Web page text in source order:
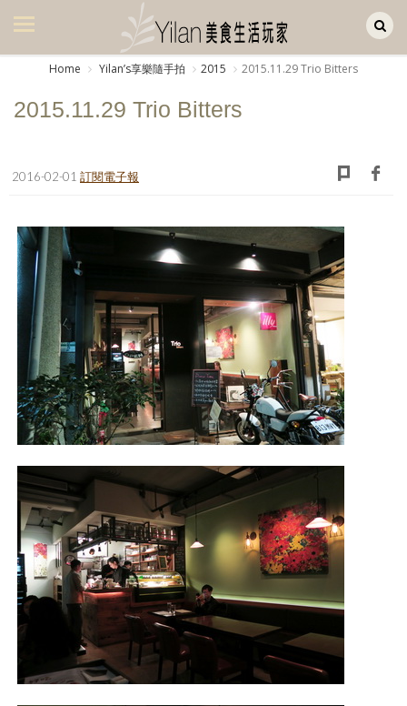
美食集
生活風
書房集
日記簿
餐桌週記
享樂隨手拍
照相簿
影音區
創意出版服務
歷史區
關於Yilan
個人著作
活動實況記錄
媒體報導一覽
Home Yilanʼs享樂隨手拍 2015 2015.11.29 Trio Bitters
2015.11.29 Trio Bitters
2016-02-01 訂閱電子報